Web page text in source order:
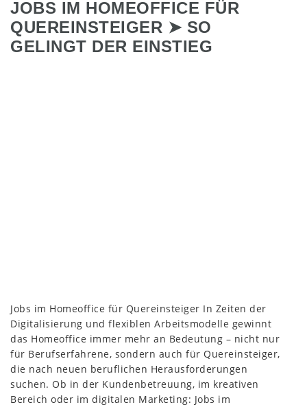
JOBS IM HOMEOFFICE FÜR
QUEREINSTEIGER ➤ SO
GELINGT DER EINSTIEG
Jobs im Homeoffice für Quereinsteiger In Zeiten der
Digitalisierung und flexiblen Arbeitsmodelle gewinnt
das Homeoffice immer mehr an Bedeutung – nicht nur
für Berufserfahrene, sondern auch für Quereinsteiger,
die nach neuen beruflichen Herausforderungen
suchen. Ob in der Kundenbetreuung, im kreativen
Bereich oder im digitalen Marketing: Jobs im